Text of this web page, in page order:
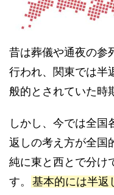
昔は葬儀や通夜の参
行われ、関東では半
般的とされていた時
しかし、今では全国
返しの考え方が全国
純に東と西とで分け
す。 基本的には半返